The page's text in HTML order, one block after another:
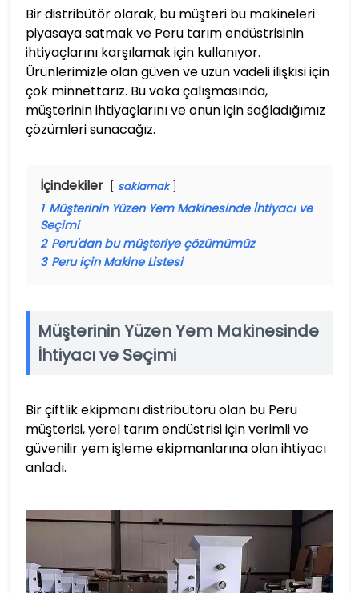
Bir distribütör olarak, bu müşteri bu makineleri
piyasaya satmak ve Peru tarım endüstrisinin
ihtiyaçlarını karşılamak için kullanıyor.
Ürünlerimizle olan güven ve uzun vadeli ilişkisi için
çok minnettarız. Bu vaka çalışmasında,
müşterinin ihtiyaçlarını ve onun için sağladığımız
çözümleri sunacağız.
İçindekiler saklamak
1 Müşterinin Yüzen Yem Makinesinde İhtiyacı ve
Seçimi
2 Peru'dan bu müşteriye çözümümüz
3 Peru için Makine Listesi
Müşterinin Yüzen Yem Makinesinde
İhtiyacı ve Seçimi
Bir çiftlik ekipmanı distribütörü olan bu Peru
müşterisi, yerel tarım endüstrisi için verimli ve
güvenilir yem işleme ekipmanlarına olan ihtiyacı
anladı.